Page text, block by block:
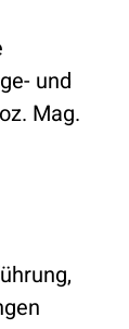
und
Mag.